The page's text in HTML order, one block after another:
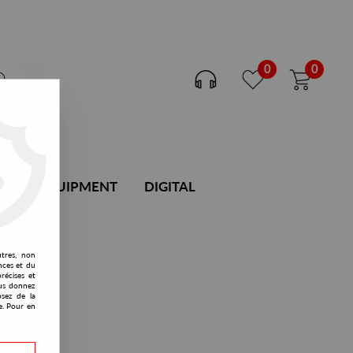
0 0
DJ EQUIPMENT DIGITAL
non
et du
et
donnez
de la
Pour en